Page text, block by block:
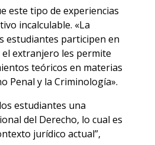
este tipo de experiencias
incalculable. «La
estudiantes participen en
extranjero les permite
teóricos en materias
Penal y la Criminología».
estudiantes una
del Derecho, lo cual es
jurídico actual”,